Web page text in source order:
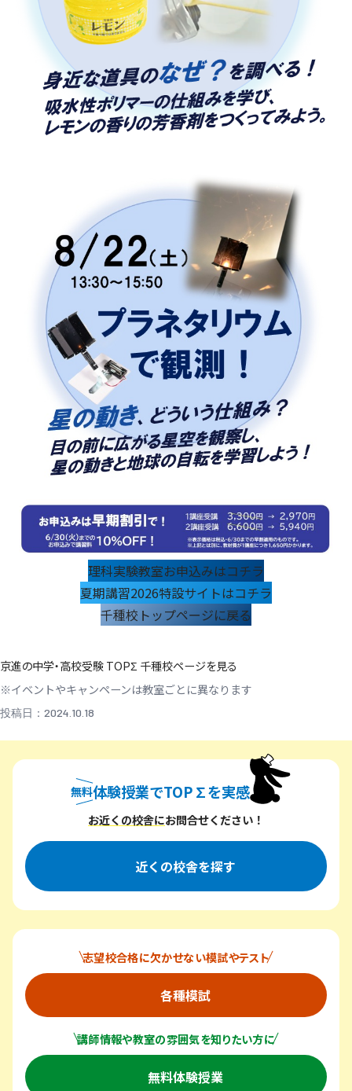
理科実験教室お申込みはコチラ
夏期講習2026特設サイトはコチラ
千種校トップページに戻る
京進の中学・高校受験 TOPΣ 千種校ページを見る
※イベントやキャンペーンは教室ごとに異なります
投稿日：2024.10.18
無料体験授業でTOP∑を実感
無料体験授業でトップシグマを実感
お近くの校舎にお問合せください！
近くの校舎を探す
志望校合格に欠かせない模試やテスト
各種模試
講師情報や教室の雰囲気を知りたい方に
無料体験授業